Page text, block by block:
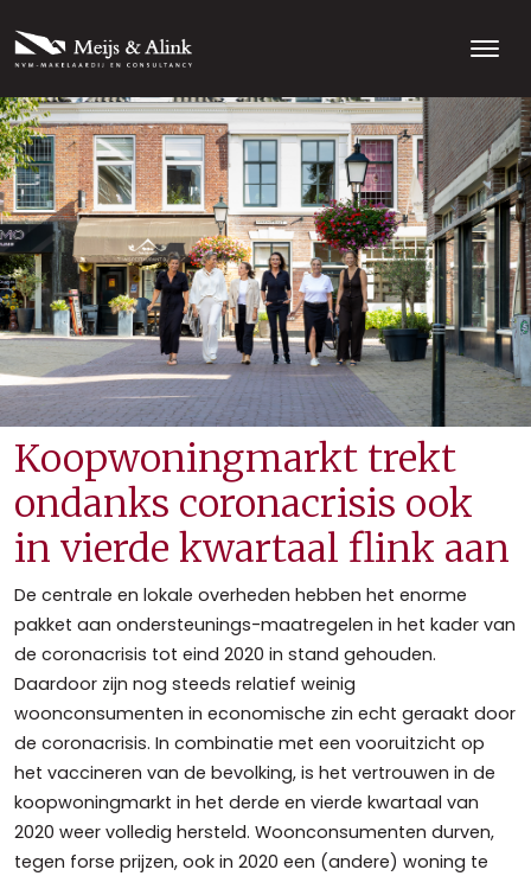
Koopwoningmarkt trekt
ondanks coronacrisis ook
in vierde kwartaal flink aan
De centrale en lokale overheden hebben het enorme
pakket aan ondersteunings-maatregelen in het kader van
de coronacrisis tot eind 2020 in stand gehouden.
Daardoor zijn nog steeds relatief weinig
woonconsumenten in economische zin echt geraakt door
de coronacrisis. In combinatie met een vooruitzicht op
het vaccineren van de bevolking, is het vertrouwen in de
koopwoningmarkt in het derde en vierde kwartaal van
2020 weer volledig hersteld. Woonconsumenten durven,
tegen forse prijzen, ook in 2020 een (andere) woning te